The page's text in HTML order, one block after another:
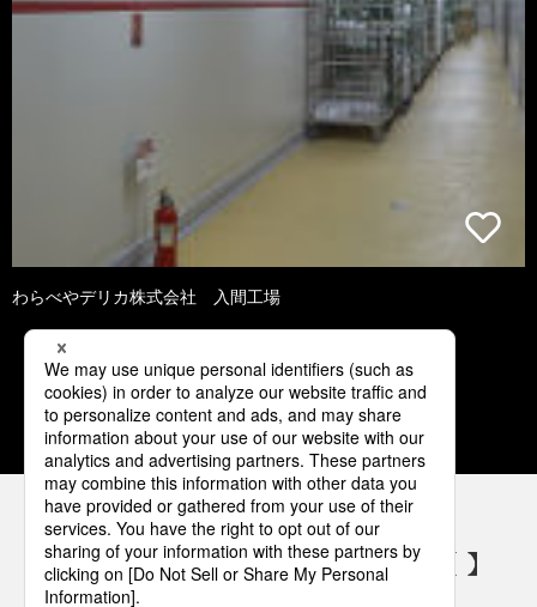
わらべやデリカ株式会社 入間工場
1 2 3 4 5
パナソニックの電気設備 SNSアカウント